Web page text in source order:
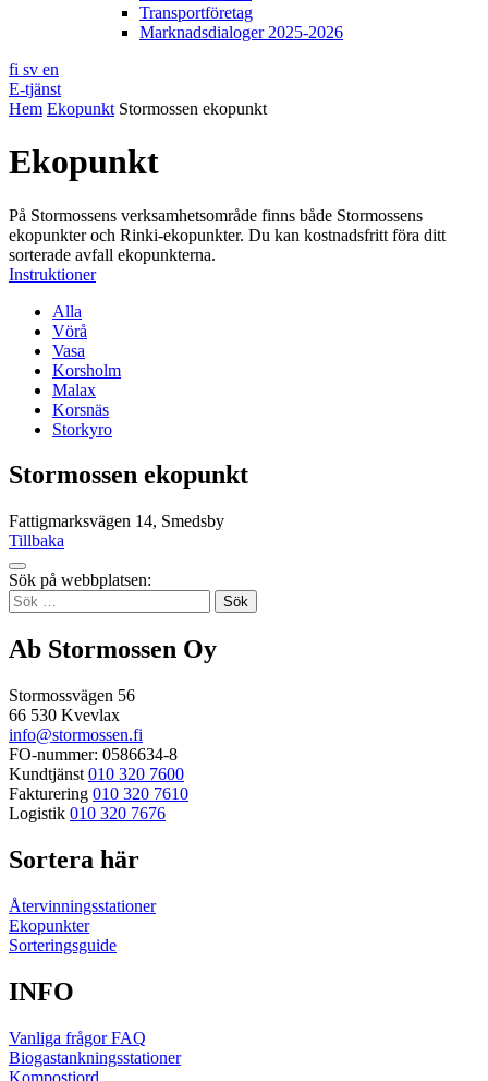
Transportföretag
Marknadsdialoger 2025-2026
fi sv en
E-tjänst
Hem Ekopunkt Stormossen ekopunkt
Ekopunkt
På Stormossens verksamhetsområde finns både Stormossens
ekopunkter och Rinki-ekopunkter. Du kan kostnadsfritt föra ditt
sorterade avfall ekopunkterna.
Instruktioner
Alla
Vörå
Vasa
Korsholm
Malax
Korsnäs
Storkyro
Stormossen ekopunkt
Fattigmarksvägen 14, Smedsby
Tillbaka
Tillbaka
up
Sök på webbplatsen:
Sök
efter:
Ab Stormossen Oy
Stormossvägen 56
66 530 Kvevlax
info@stormossen.fi
FO-nummer: 0586634-8
Kundtjänst 010 320 7600
Fakturering 010 320 7610
Logistik 010 320 7676
Sortera här
Återvinningsstationer
Ekopunkter
Sorteringsguide
INFO
Vanliga frågor FAQ
Biogastankningsstationer
Kompostjord